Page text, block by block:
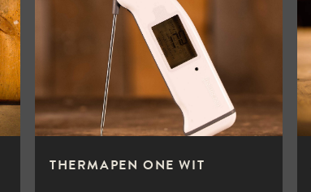
THERMAPEN ONE WIT